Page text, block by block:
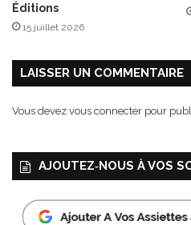
Éditions
15 juillet 2026
LAISSER UN COMMENTAIRE
Vous devez vous connecter pour
AJOUTEZ‑NOUS À VOS